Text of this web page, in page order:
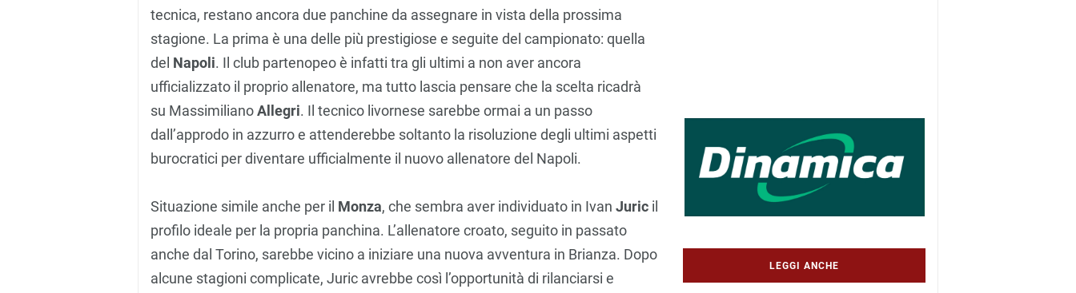
tecnica, restano ancora due panchine da assegnare in vista della prossima
stagione. La prima è una delle più prestigiose e seguite del campionato: quella
del Napoli. Il club partenopeo è infatti tra gli ultimi a non aver ancora
ufficializzato il proprio allenatore, ma tutto lascia pensare che la scelta ricadrà
su MassimilianoAllegri. Il tecnico livornese sarebbe ormai a un passo
dall’approdo in azzurro e attenderebbe soltanto la risoluzione degli ultimi aspetti
burocratici per diventare ufficialmente il nuovo allenatore del Napoli.
Situazione simile anche per il Monza, che sembra aver individuato in Ivan Juric il
profilo ideale per la propria panchina. L’allenatore croato, seguito in passato
anche dal Torino, sarebbe vicino a iniziare una nuova avventura in Brianza. Dopo
alcune stagioni complicate, Juric avrebbe così l’opportunità di rilanciarsi e
LEGGI ANCHE